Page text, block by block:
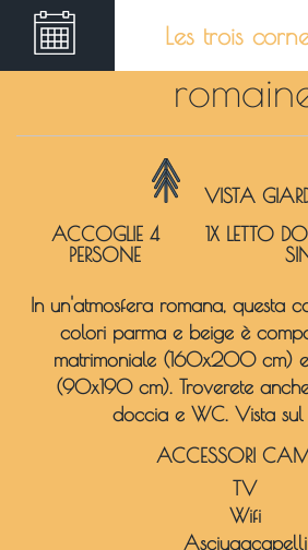
Les trois
VISTA
ACCOGLIE 4
PERSONE
1X LETTO
In un'atmosfera romana, questa
colori parma e beige è
matrimoniale (160x200 cm)
(90x190 cm). Troverete
doccia e WC. Vista
ACCESSORI
TV
Wifi
Asciugacapelli